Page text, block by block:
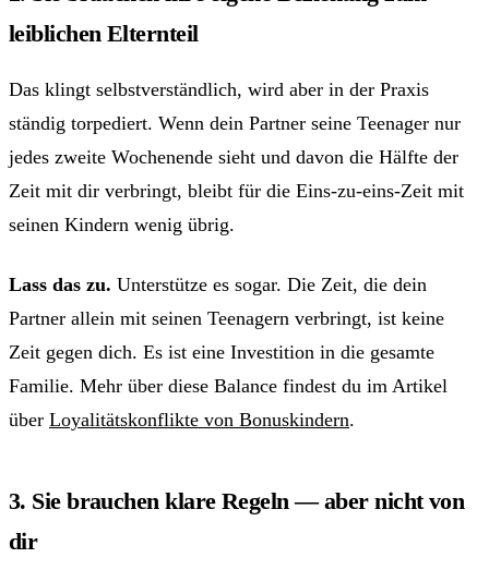
leiblichen Elternteil
Das klingt selbstverständlich, wird aber in der Praxis
ständig torpediert. Wenn dein Partner seine Teenager nur
jedes zweite Wochenende sieht und davon die Hälfte der
Zeit mit dir verbringt, bleibt für die Eins-zu-eins-Zeit mit
seinen Kindern wenig übrig.
Lass das zu. Unterstütze es sogar. Die Zeit, die dein
Partner allein mit seinen Teenagern verbringt, ist keine
Zeit gegen dich. Es ist eine Investition in die gesamte
Familie. Mehr über diese Balance findest du im Artikel
über Loyalitätskonflikte von Bonuskindern.
3. Sie brauchen klare Regeln — aber nicht von
dir